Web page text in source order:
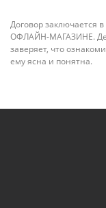
Договор заключается
ОФЛАЙН-МАГАЗИНЕ.
заверяет, что
ему ясна и понятна.